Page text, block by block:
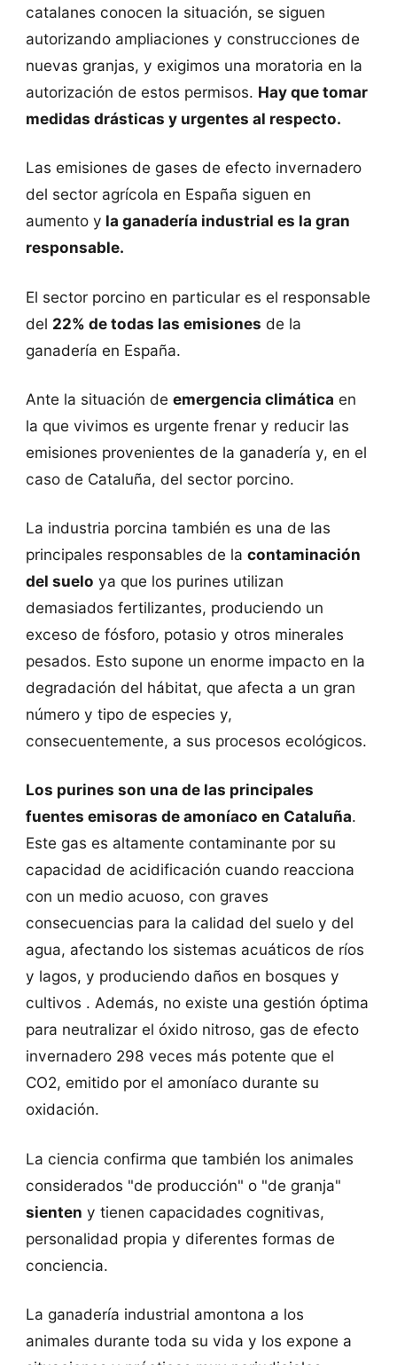
catalanes conocen la situación, se siguen
autorizando ampliaciones y construcciones de
nuevas granjas, y exigimos una moratoria en la
autorización de estos permisos. Hay que tomar
medidas drásticas y urgentes al respecto.
Las emisiones de gases de efecto invernadero
del sector agrícola en España siguen en
aumento y la ganadería industrial es la gran
responsable.
El sector porcino en particular es el responsable
del 22% de todas las emisiones de la
ganadería en España.
Ante la situación de emergencia climática en
la que vivimos es urgente frenar y reducir las
emisiones provenientes de la ganadería y, en el
caso de Cataluña, del sector porcino.
La industria porcina también es una de las
principales responsables de la contaminación
del suelo ya que los purines utilizan
demasiados fertilizantes, produciendo un
exceso de fósforo, potasio y otros minerales
pesados. Esto supone un enorme impacto en la
degradación del hábitat, que afecta a un gran
número y tipo de especies y,
consecuentemente, a sus procesos ecológicos.
Los purines son una de las principales
fuentes emisoras de amoníaco en Cataluña.
Este gas es altamente contaminante por su
capacidad de acidificación cuando reacciona
con un medio acuoso, con graves
consecuencias para la calidad del suelo y del
agua, afectando los sistemas acuáticos de ríos
y lagos, y produciendo daños en bosques y
cultivos . Además, no existe una gestión óptima
para neutralizar el óxido nitroso, gas de efecto
invernadero 298 veces más potente que el
CO2, emitido por el amoníaco durante su
oxidación.
La ciencia confirma que también los animales
considerados "de producción" o "de granja"
sienten y tienen capacidades cognitivas,
personalidad propia y diferentes formas de
conciencia.
La ganadería industrial amontona a los
animales durante toda su vida y los expone a